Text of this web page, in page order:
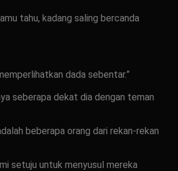
tahu, kadang saling bercanda
dada sebentar.”
seberapa dekat dia dengan teman
beberapa orang dari rekan-rekan
setuju untuk menyusul mereka